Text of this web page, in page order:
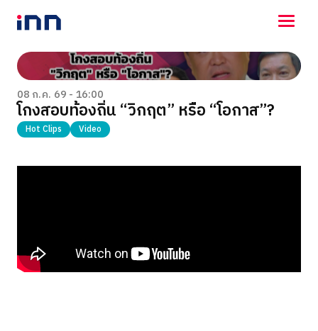
NEWS
ENTERTAINMENT
LIFESTYLE
HOROSCOPE
VIDEO
08 ก.ค. 69 - 16:00
โกงสอบท้องถิ่น “วิกฤต” หรือ “โอกาส”?
Hot Clips Video